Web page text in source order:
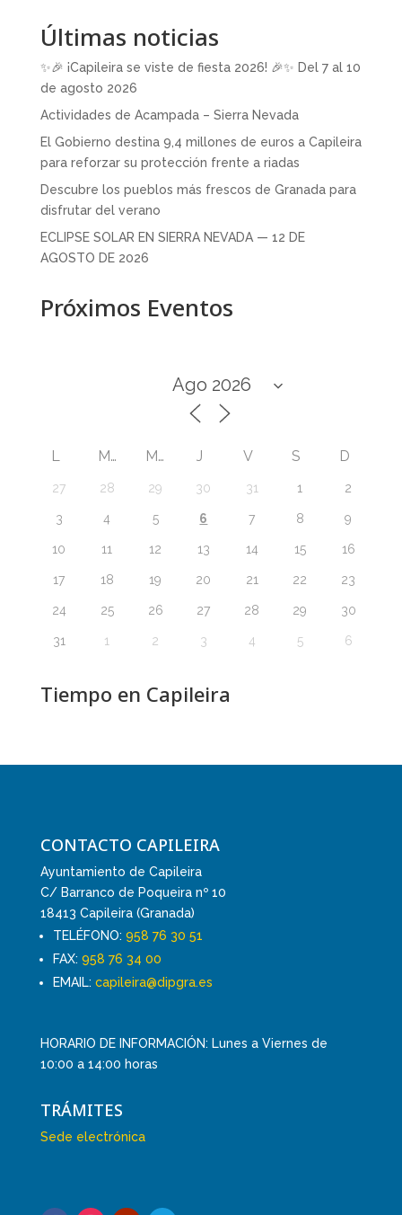
Últimas noticias
✨🎉 ¡Capileira se viste de fiesta 2026! 🎉✨ Del 7 al 10
de agosto 2026
Actividades de Acampada – Sierra Nevada
El Gobierno destina 9,4 millones de euros a Capileira
para reforzar su protección frente a riadas
Descubre los pueblos más frescos de Granada para
disfrutar del verano
ECLIPSE SOLAR EN SIERRA NEVADA — 12 DE
AGOSTO DE 2026
Próximos Eventos
L M M J V S D
27 28 29 30 31 1 2
3 4 5 6 7 8 9
10 11 12 13 14 15 16
17 18 19 20 21 22 23
24 25 26 27 28 29 30
31 1 2 3 4 5 6
Tiempo en Capileira
CONTACTO CAPILEIRA
Ayuntamiento de Capileira
C/ Barranco de Poqueira nº 10
18413 Capileira (Granada)
TELÉFONO: 958 76 30 51
FAX: 958 76 34 00
EMAIL: capileira@dipgra.es
HORARIO DE INFORMACIÓN: Lunes a Viernes de
10:00 a 14:00 horas
TRÁMITES
Sede electrónica